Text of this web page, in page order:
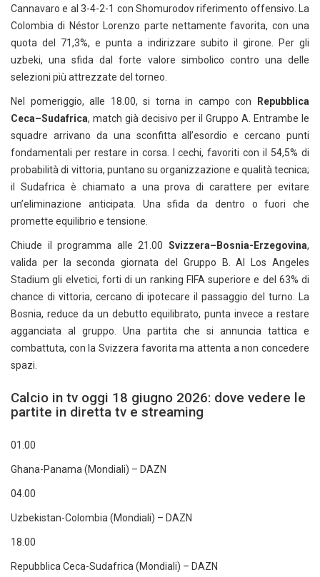
Cannavaro e al 3-4-2-1 con Shomurodov riferimento offensivo. La
Colombia di Néstor Lorenzo parte nettamente favorita, con una
quota del 71,3%, e punta a indirizzare subito il girone. Per gli
uzbeki, una sfida dal forte valore simbolico contro una delle
selezioni più attrezzate del torneo.
Nel pomeriggio, alle 18.00, si torna in campo con
Repubblica
Ceca–Sudafrica, match già decisivo per il Gruppo A. Entrambe le
squadre arrivano da una sconfitta all’esordio e cercano punti
fondamentali per restare in corsa. I cechi, favoriti con il 54,5% di
probabilità di vittoria, puntano su organizzazione e qualità tecnica;
il Sudafrica è chiamato a una prova di carattere per evitare
un’eliminazione anticipata. Una sfida da dentro o fuori che
promette equilibrio e tensione.
Chiude il programma alle 21.00 Svizzera–Bosnia-Erzegovina,
valida per la seconda giornata del Gruppo B. Al Los Angeles
Stadium gli elvetici, forti di un ranking FIFA superiore e del 63% di
chance di vittoria, cercano di ipotecare il passaggio del turno. La
Bosnia, reduce da un debutto equilibrato, punta invece a restare
agganciata al gruppo. Una partita che si annuncia tattica e
combattuta, con la Svizzera favorita ma attenta a non concedere
spazi.
Calcio in tv oggi 18 giugno 2026: dove vedere le
partite in diretta tv e streaming
01.00
Ghana-Panama (Mondiali) – DAZN
04.00
Uzbekistan-Colombia (Mondiali) – DAZN
18.00
Repubblica Ceca-Sudafrica (Mondiali) – DAZN